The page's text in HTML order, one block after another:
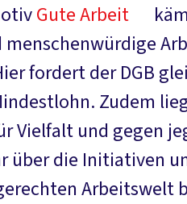
Gute Arbeit
fordert der DGB
Zudem
Vielfalt und gegen
über die Initiativen
Arbeitswelt